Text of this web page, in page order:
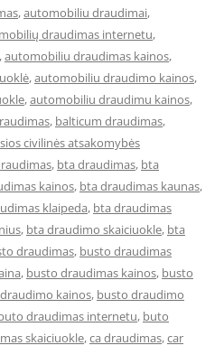
,automobiliu draudimai,
draudimas internetu,
,automobiliu draudimas kainos,
,automobiliu draudimo kainos,
,automobiliu draudimu kainos,
, balticum draudimas,
civilinės atsakomybės
, bta draudimas, bta
kainos, bta draudimas kaunas,
klaipeda, bta draudimas
, bta draudimo skaiciuokle, bta
draudimas, busto draudimas
, busto draudimas kainos, busto
kainos, busto draudimo
draudimas internetu, buto
skaiciuokle,ca draudimas,car